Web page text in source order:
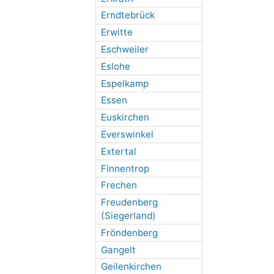
Erndtebrück
Erwitte
Eschweiler
Eslohe
Espelkamp
Essen
Euskirchen
Everswinkel
Extertal
Finnentrop
Frechen
Freudenberg
(Siegerland)
Fröndenberg
Gangelt
Geilenkirchen